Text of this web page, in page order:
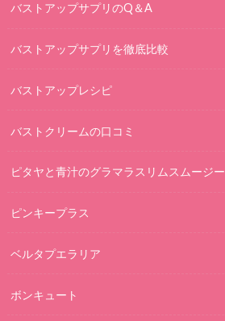
バストアップサプリのQ＆A
バストアップサプリを徹底比較
バストアップレシピ
バストクリームの口コミ
ピタヤと青汁のグラマラスリムスムージー
ピンキープラス
ベルタプエラリア
ボンキュート